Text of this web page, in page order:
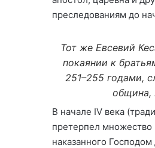
преследованиям до
Тот же Евсевий
покаянии к
251–255 годами,
община,
В начале IV века
претерпел множество
наказанного